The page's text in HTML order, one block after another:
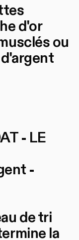
d'or
ou
- LE
-
de tri
la